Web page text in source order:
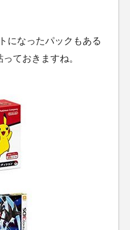
になったパックもある
ておきますね。